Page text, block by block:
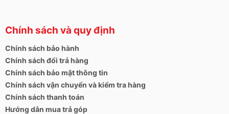
Chính sách và quy định
Chính sách bảo hành
Chính sách đổi trả hàng
Chính sách bảo mật thông tin
Chính sách vận chuyển và kiểm tra hàng
Chính sách thanh toán
Hướng dẫn mua trả góp